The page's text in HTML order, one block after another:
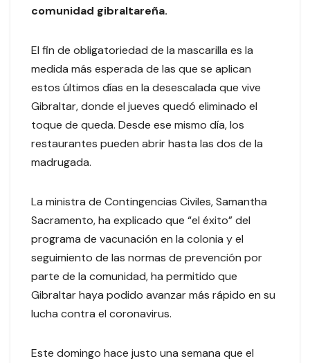
comunidad gibraltareña.
El fin de obligatoriedad de la mascarilla es la
medida más esperada de las que se aplican
estos últimos días en la desescalada que vive
Gibraltar, donde el jueves quedó eliminado el
toque de queda. Desde ese mismo día, los
restaurantes pueden abrir hasta las dos de la
madrugada.
La ministra de Contingencias Civiles, Samantha
Sacramento, ha explicado que “el éxito” del
programa de vacunación en la colonia y el
seguimiento de las normas de prevención por
parte de la comunidad, ha permitido que
Gibraltar haya podido avanzar más rápido en su
lucha contra el coronavirus.
Este domingo hace justo una semana que el